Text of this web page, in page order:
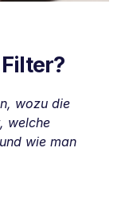
wozu die
welche
wie man